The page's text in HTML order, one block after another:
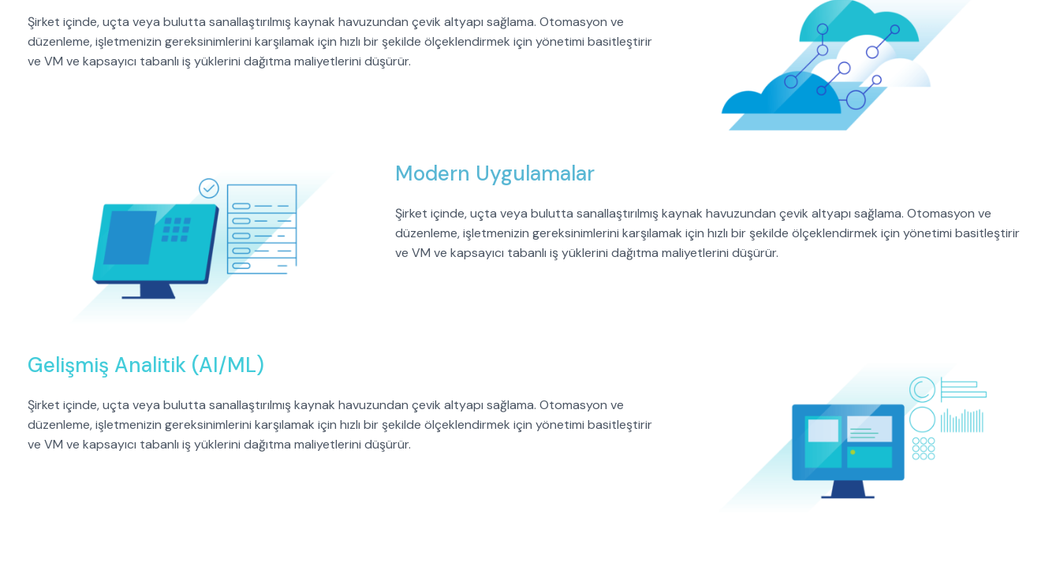
Şirket içinde, uçta veya bulutta sanallaştırılmış kaynak havuzundan çevik altyapı sağlama. Otomasyon ve
düzenleme, işletmenizin gereksinimlerini karşılamak için hızlı bir şekilde ölçeklendirmek için yönetimi basitleştirir
ve VM ve kapsayıcı tabanlı iş yüklerini dağıtma maliyetlerini düşürür.
Modern Uygulamalar
Şirket içinde, uçta veya bulutta sanallaştırılmış kaynak havuzundan çevik altyapı sağlama. Otomasyon ve
düzenleme, işletmenizin gereksinimlerini karşılamak için hızlı bir şekilde ölçeklendirmek için yönetimi basitleştirir
ve VM ve kapsayıcı tabanlı iş yüklerini dağıtma maliyetlerini düşürür.
Gelişmiş Analitik (AI/ML)
Şirket içinde, uçta veya bulutta sanallaştırılmış kaynak havuzundan çevik altyapı sağlama. Otomasyon ve
düzenleme, işletmenizin gereksinimlerini karşılamak için hızlı bir şekilde ölçeklendirmek için yönetimi basitleştirir
ve VM ve kapsayıcı tabanlı iş yüklerini dağıtma maliyetlerini düşürür.